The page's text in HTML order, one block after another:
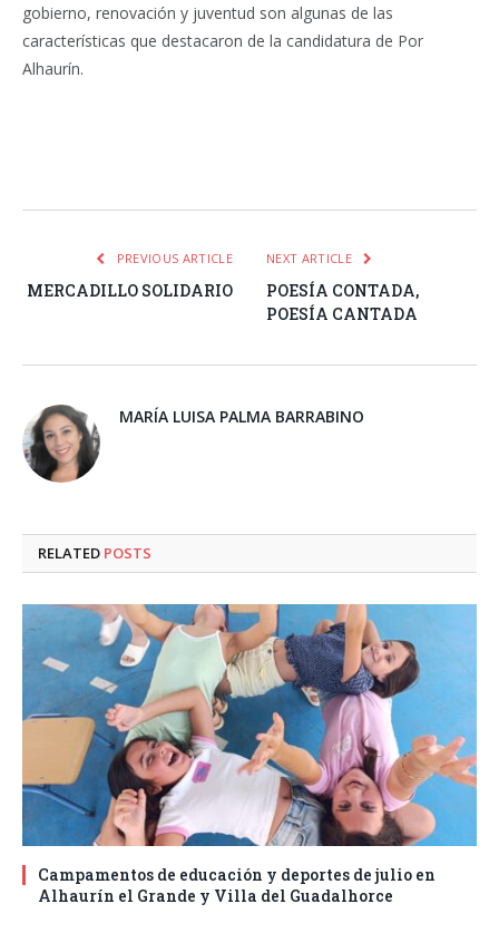
gobierno, renovación y juventud son algunas de las
características que destacaron de la candidatura de Por
Alhaurín.
PREVIOUS ARTICLE
MERCADILLO SOLIDARIO
NEXT ARTICLE
POESÍA CONTADA,
POESÍA CANTADA
MARÍA LUISA PALMA BARRABINO
RELATED POSTS
Campamentos de educación y deportes de julio en
Alhaurín el Grande y Villa del Guadalhorce